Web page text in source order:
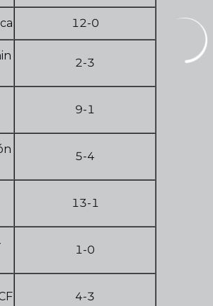
12-0
2-3
9-1
5-4
13-1
1-0
4-3